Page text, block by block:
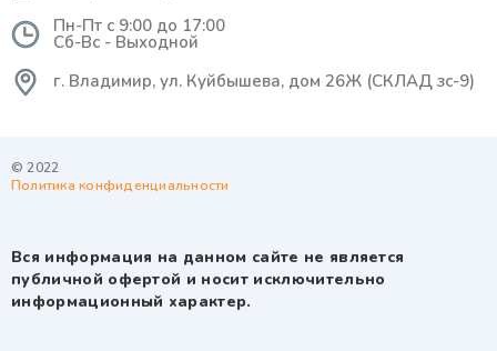
Пн-Пт с 9:00 до 17:00
Сб-Вс - Выходной
г. Владимир, ул. Куйбышева, дом 26Ж (СКЛАД зс-9)
© 2022
Политика конфиденциальности
Вся информация на данном сайте не является
публичной офертой и носит исключительно
информационный характер.